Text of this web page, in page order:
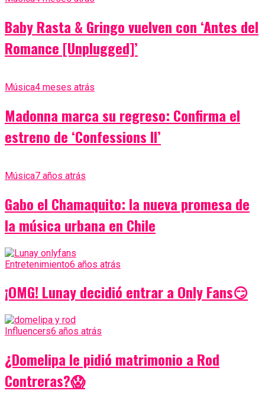
Baby Rasta & Gringo vuelven con ‘Antes del
Romance [Unplugged]’
Música4 meses atrás
Madonna marca su regreso: Confirma el
estreno de ‘Confessions II’
Música7 años atrás
Gabo el Chamaquito: la nueva promesa de
la música urbana en Chile
Entretenimiento6 años atrás
¡OMG! Lunay decidió entrar a Only Fans😏
Influencers6 años atrás
¿Domelipa le pidió matrimonio a Rod
Contreras?😱